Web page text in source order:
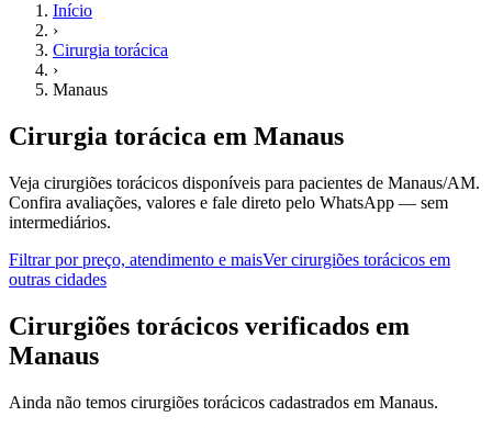
Início
›
Cirurgia torácica
›
Manaus
Cirurgia torácica em Manaus
Veja cirurgiões torácicos disponíveis para pacientes de Manaus/AM.
Confira avaliações, valores e fale direto pelo WhatsApp — sem
intermediários.
Filtrar por preço, atendimento e maisVercirurgiões torácicos em
outras cidades
Cirurgiões torácicos verificados em
Manaus
Ainda não temos cirurgiões torácicos cadastrados em Manaus.